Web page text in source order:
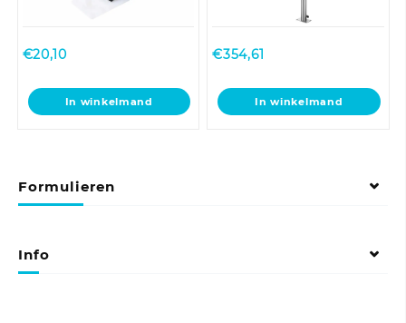
€20,10
In winkelmand
€354,61
In winkelmand
Formulieren
Info